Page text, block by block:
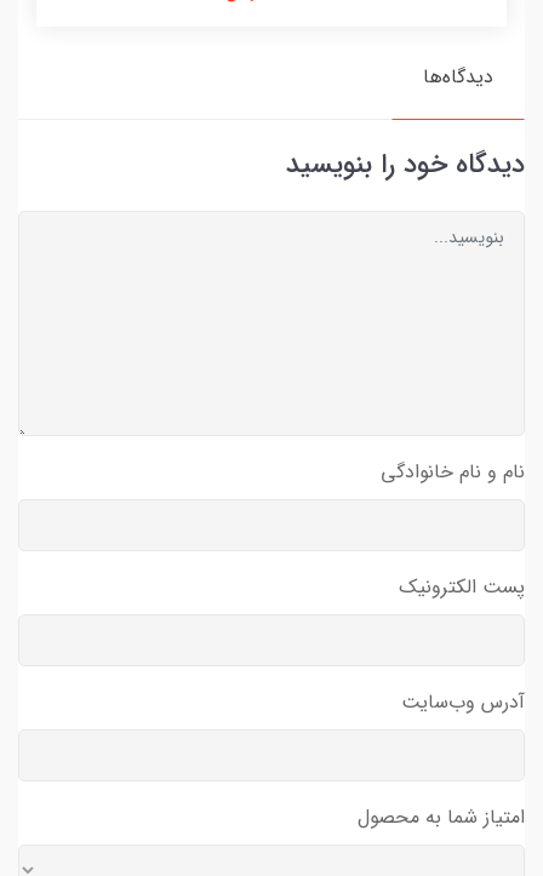
دیدگاه‌ها
دیدگاه خود را بنویسید
نام و نام خانوادگی
پست الکترونیک
آدرس وب‌سایت
امتیاز شما به محصول